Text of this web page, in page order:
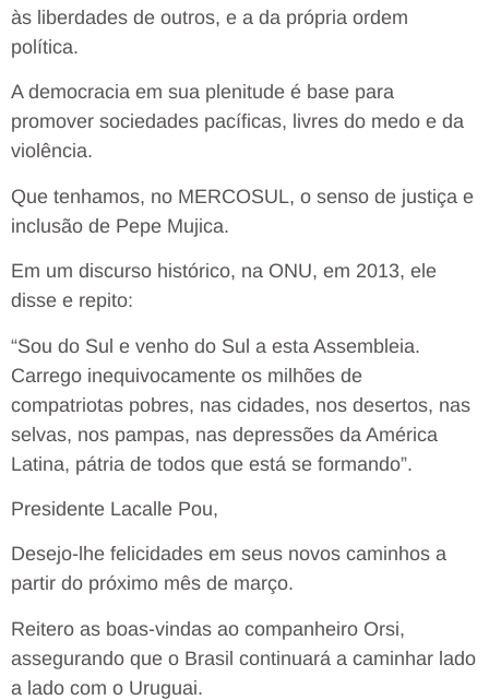
às liberdades de outros, e a da própria ordem
política.
A democracia em sua plenitude é base para
promover sociedades pacíficas, livres do medo e da
violência.
Que tenhamos, no MERCOSUL, o senso de justiça e
inclusão de Pepe Mujica.
Em um discurso histórico, na ONU, em 2013, ele
disse e repito:
“Sou do Sul e venho do Sul a esta Assembleia.
Carrego inequivocamente os milhões de
compatriotas pobres, nas cidades, nos desertos, nas
selvas, nos pampas, nas depressões da América
Latina, pátria de todos que está se formando”.
Presidente Lacalle Pou,
Desejo-lhe felicidades em seus novos caminhos a
partir do próximo mês de março.
Reitero as boas-vindas ao companheiro Orsi,
assegurando que o Brasil continuará a caminhar lado
a lado com o Uruguai.